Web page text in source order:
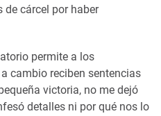
de cárcel por haber
permite a los
cambio reciben sentencias
victoria, no me dejó
detalles ni por qué nos lo